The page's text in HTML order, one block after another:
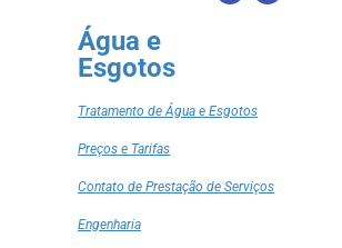
Água e
Esgotos
Tratamento de Água e Esgotos
Preços e Tarifas
Contato de Prestação de Serviços
Engenharia